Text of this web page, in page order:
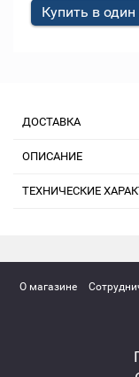
Купить в
ДОСТАВКА
ОПИСАНИЕ
ТЕХНИЧЕСКИЕ
О магазине